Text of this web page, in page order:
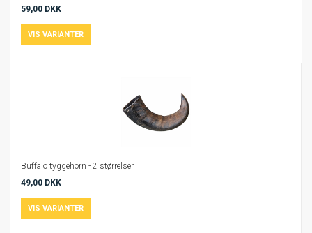
59,00 DKK
Buffalo tyggehorn - 2 størrelser
49,00 DKK